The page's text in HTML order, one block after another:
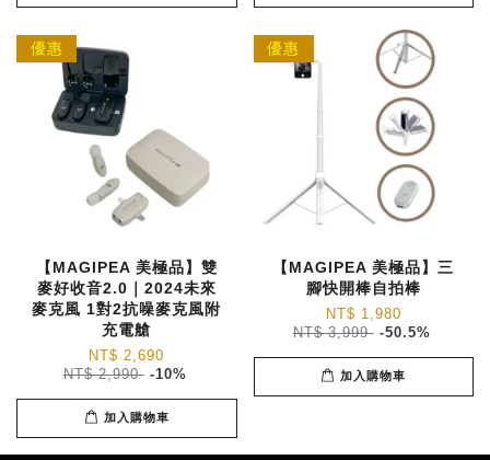
優惠
【MAGIPEA 美極品】雙
麥好收音2.0｜2024未來
麥克風 1對2抗噪麥克風附
充電艙
NT$ 2,690
NT$ 2,990 -10%
加入購物車
優惠
【MAGIPEA 美極品】三
腳快開棒自拍棒
NT$ 1,980
NT$ 3,999 -50.5%
加入購物車